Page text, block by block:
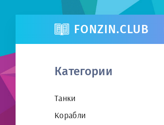
FONZIN.CLUB
Категории
Танки
Корабли